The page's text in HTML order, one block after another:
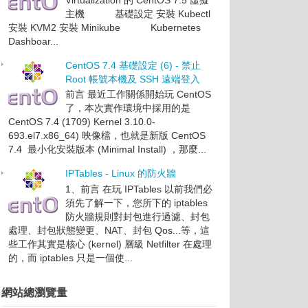
主機 基礎設定 安裝 Kubectl
安裝 KVM2 安裝 Minikube Kubernetes
Dashboar...
CentOS 7.4 基礎設定 (6) - 禁止
Root 帳號本機及 SSH 遠端登入
前言 最近工作關係開始玩 CentOS
了，本次實作環境中採用的是
CentOS 7.4 (1709) Kernel 3.10.0-
693.el7.x86_64) 映像檔，也就是新版 CentOS
7.4 最小化安裝版本 (Minimal Install) ，那麼...
IPTables - Linux 的防火牆
1、前言 在玩 IPTables 以前我們必
須先了解一下，您所下的 iptables
防火牆規則對封包進行過濾、封包
處理、封包狀態變更、NAT、封包 Qos...等，這
些工作其實是核心 (kernel) 層級 Netfilter 在處理
的，而 iptables 只是一個使...
網站總瀏覽量